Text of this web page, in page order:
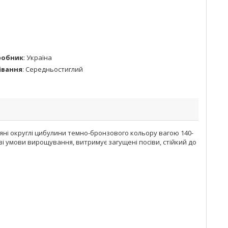
: Україна
: Середньостиглий
округлі цибулини темно-бронзового кольору вагою 140-
умови вирощування, витримує загущені посіви, стійкий до